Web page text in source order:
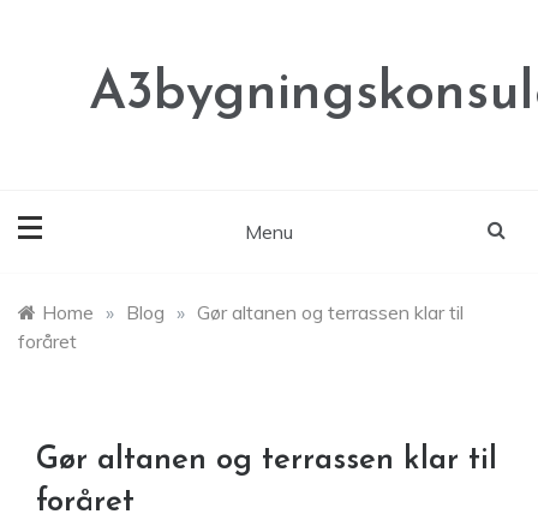
Menu
Home » Blog » Gør altanen og terrassen klar til
foråret
Gør altanen og terrassen klar til
foråret